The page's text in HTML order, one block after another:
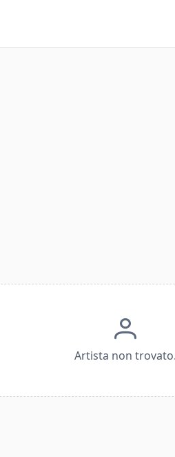
Artista non trovato.